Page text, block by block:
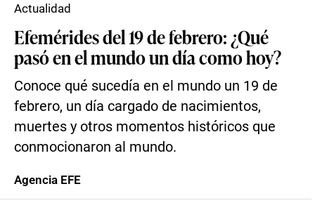
Efemérides del 19 de febrero: ¿Qué
pasó en el mundo un día como hoy?
Conoce qué sucedía en el mundo un 19 de
febrero, un día cargado de nacimientos,
muertes y otros momentos históricos que
conmocionaron al mundo.
Actualidad
Agencia EFE